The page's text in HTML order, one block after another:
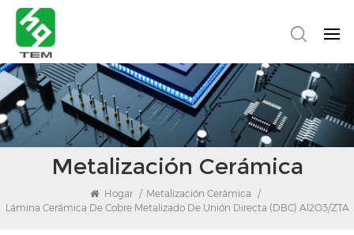
Metalización Cerámica
Hogar / Metalización Cerámica
/
Lámina Cerámica De Cobre Metalizado De Unión Directa (DBC) Al2O3/ZTA